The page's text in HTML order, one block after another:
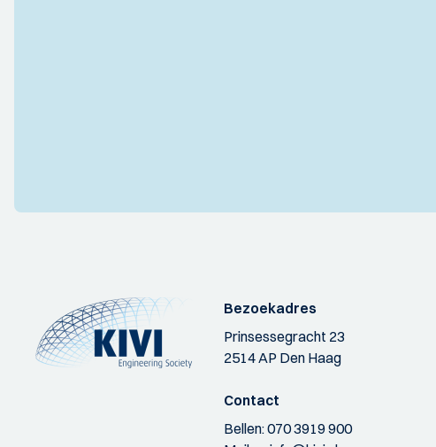
Bezoekadres
Prinsessegracht 23
2514 AP Den Haag
Contact
Bellen:070 3919 900